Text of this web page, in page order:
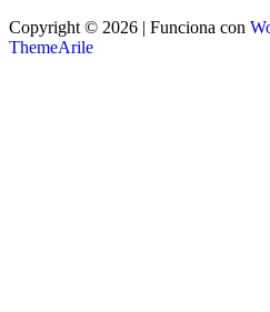
Copyright © 2026 | Funciona con
ThemeArile